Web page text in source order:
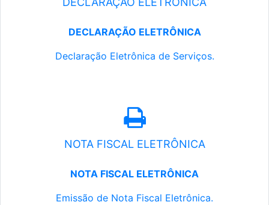
DECLARAÇÃO ELETRÔNICA
Declaração Eletrônica de Serviços.
NOTA FISCAL ELETRÔNICA
NOTA FISCAL ELETRÔNICA
Emissão de Nota Fiscal Eletrônica.